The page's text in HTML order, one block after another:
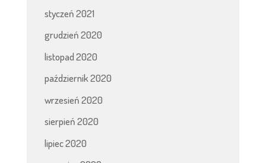
styczeń 2021
grudzień 2020
listopad 2020
październik 2020
wrzesień 2020
sierpień 2020
lipiec 2020